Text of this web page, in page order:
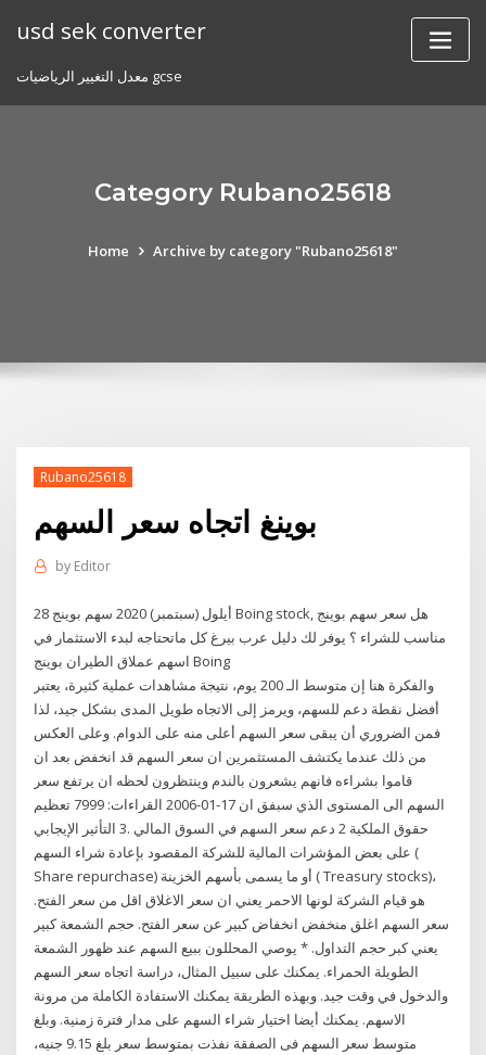
usd sek converter
معدل التغيير الرياضيات gcse
Category Rubano25618
Home Archive by category "Rubano25618"
Rubano25618
بوينغ اتجاه سعر السهم
by Editor
28 أيلول (سبتمبر) 2020 سهم بوينج Boing stock, هل سعر سهم بوينج
مناسب للشراء ؟ يوفر لك دليل عرب بيرغ كل ماتحتاجه لبدء الاستثمار في
اسهم عملاق الطيران بوينج Boing
والفكرة هنا إن متوسط الـ 200 يوم، نتيجة مشاهدات عملية كثيرة، يعتبر
أفضل نقطة دعم للسهم، ويرمز إلى الاتجاه طويل المدى بشكل جيد، لذا
فمن الضروري أن يبقى سعر السهم أعلى منه على الدوام. وعلى العكس
من ذلك عندما يكتشف المستثمرين ان سعر السهم قد انخفض بعد ان
قاموا بشراءه فانهم يشعرون بالندم وينتظرون لحظه ان يرتفع سعر
السهم الى المستوى الذي سبفق ان 17-01-2006 القراءات: 7999 تعظيم
حقوق الملكية 2 دعم سعر السهم في السوق المالي .3 التأثير الإيجابي
على بعض المؤشرات المالية للشركة المقصود بإعادة شراء السهم (
Share repurchase) أو ما يسمى بأسهم الخزينة ( Treasury stocks)،
هو قيام الشركة لونها الاحمر يعني ان سعر الاغلاق اقل من سعر الفتح.
سعر السهم اغلق منخفض انخفاض كبير عن سعر الفتح. حجم الشمعة كبير
يعني كبر حجم التداول. * يوصي المحللون ببيع السهم عند ظهور الشمعة
الطويلة الحمراء. يمكنك على سبيل المثال، دراسة اتجاه سعر السهم
والدخول في وقت جيد. وبهذه الطريقة يمكنك الاستفادة الكاملة من مرونة
الاسهم. يمكنك أيضا اختيار شراء السهم على مدار فترة زمنية. وبلغ
متوسط سعر السهم فى الصفقة نفذت بمتوسط سعر بلغ 9.15 جنيه،